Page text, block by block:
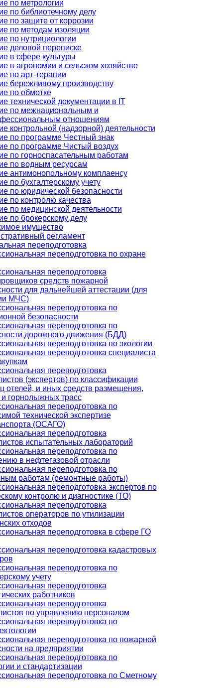
по метрологии
по библиотечному делу
по защите от коррозии
по методам изоляции
по нутрициологии
деловой переписке
в сфере культуры
в агрономии и сельском хозяйстве
по арт-терапии
бережливому производству
по обмотке
технической документации в IT
по межнациональным и
отношениям
контрольной (надзорной) деятельности
по программе Честный знак
по программе Чистый воздух
по горноспасательным работам
по водным ресурсам
антимонопольному комплаенсу
по бухгалтерскому учету
по юридической безопасности
по контролю качества
по медицинской деятельности
по брокерскому делу
имущество
регламент
переподготовка
переподготовка по охране
переподготовка
средств пожарной
для дальнейшей аттестации (для
МЧС)
переподготовка по
безопасности
переподготовка по
дорожного движения (БДД)
переподготовка по экологии
переподготовка специалиста
переподготовка
(экспертов) по классификации
отелей, и иных средств размещения,
горнолыжных трасс
переподготовка по
технической экспертизе
(ОСАГО)
переподготовка
испытательных лабораторий
переподготовка по
в нефтегазовой отрасли
переподготовка по
работам (ремонтные работы)
переподготовка экспертов по
контролю и диагностике (ТО)
переподготовка
операторов по утилизации
отходов
переподготовка в сфере ГО
переподготовка кадастровых
переподготовка по
учету
переподготовка
работников
переподготовка
по управлению персоналом
переподготовка по
переподготовка по пожарной
на предприятии
переподготовка по
и стандартизации
переподготовка по Сметному